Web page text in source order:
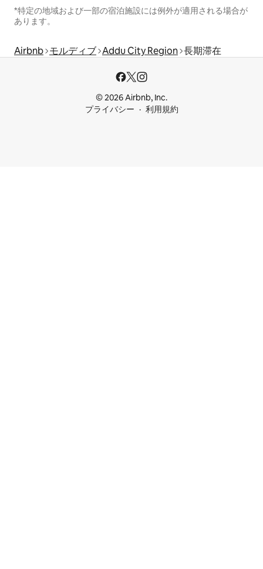
*特定の地域および一部の宿泊施設には例外が適用される場合が
あります。
Airbnb モルディブ Addu City Region 長期滞在
© 2026 Airbnb, Inc.
プライバシー
利用規約